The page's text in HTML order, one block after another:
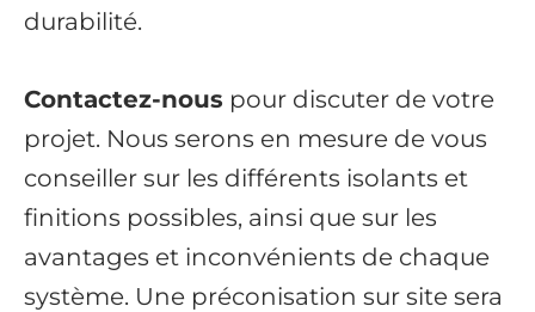
durabilité.
Contactez-nous pour discuter de votre
projet. Nous serons en mesure de vous
conseiller sur les différents isolants et
finitions possibles, ainsi que sur les
avantages et inconvénients de chaque
système. Une préconisation sur site sera